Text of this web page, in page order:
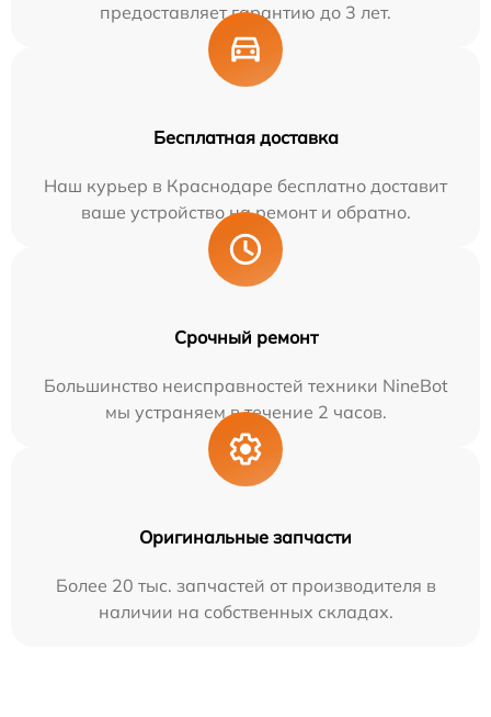
предоставляет гарантию до 3 лет.
Бесплатная доставка
Наш курьер в Краснодаре бесплатно доставит
ваше устройство на ремонт и обратно.
Срочный ремонт
Большинство неисправностей техники NineBot
мы устраняем в течение 2 часов.
Оригинальные запчасти
Более 20 тыс. запчастей от производителя в
наличии на собственных складах.